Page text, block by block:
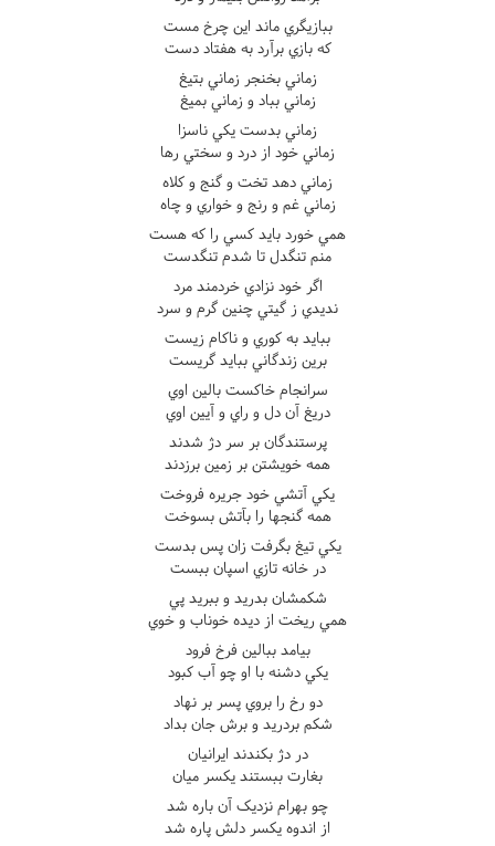
ببازيگري ماند اين چرخ مست
که بازي برآرد به هفتاد دست
زماني بخنجر زماني بتيغ
زماني بباد و زماني بميغ
زماني بدست يکي ناسزا
زماني خود از درد و سختي رها
زماني دهد تخت و گنج و کلاه
زماني غم و رنج و خواري و چاه
همي خورد بايد کسي را که هست
منم تنگدل تا شدم تنگدست
اگر خود نزادي خردمند مرد
نديدي ز گيتي چنين گرم و سرد
ببايد به کوري و ناکام زيست
برين زندگاني ببايد گريست
سرانجام خاکست بالين اوي
دريغ آن دل و راي و آيين اوي
پرستندگان بر سر دژ شدند
همه خويشتن بر زمين برزدند
يکي آتشي خود جريره فروخت
همه گنجها را بآتش بسوخت
يکي تيغ بگرفت زان پس بدست
در خانه تازي اسپان ببست
شکمشان بدريد و ببريد پي
همي ريخت از ديده خوناب و خوي
بيامد ببالين فرخ فرود
يکي دشنه با او چو آب کبود
دو رخ را بروي پسر بر نهاد
شکم بردريد و برش جان بداد
در دژ بکندند ايرانيان
بغارت ببستند يکسر ميان
چو بهرام نزديک آن باره شد
از اندوه يکسر دلش پاره شد